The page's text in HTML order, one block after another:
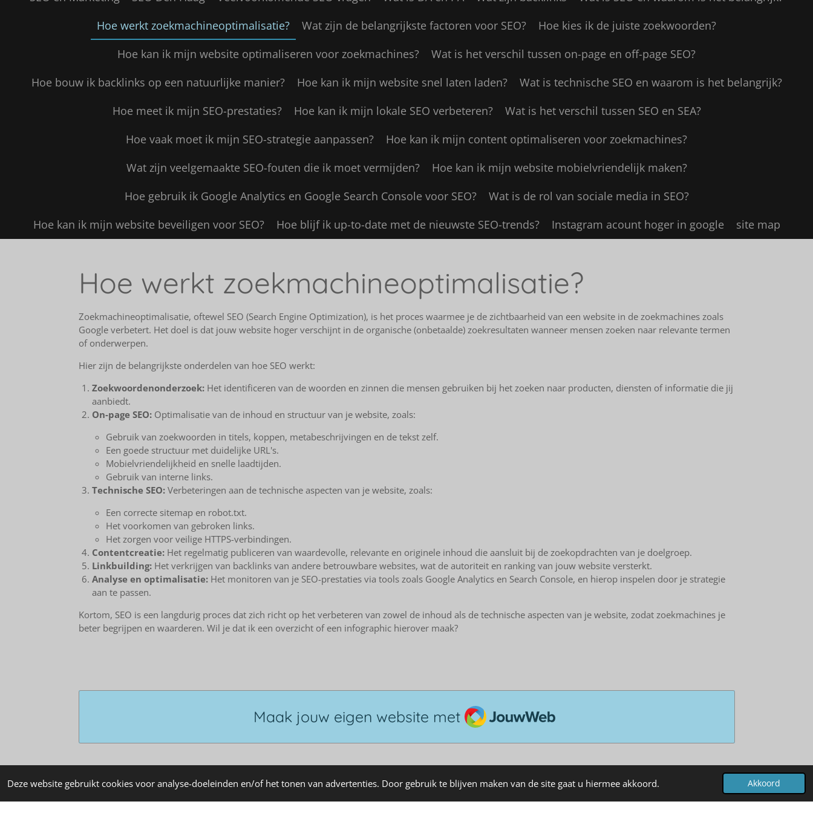
Deze website gebruikt cookies voor analyse-doeleinden en/of het tonen van advertenties. Door gebruik te blijven maken van de site gaat u hiermee akkoord. Akkoord
Hoe werkt zoekmachineoptimalisatie?
Wat zijn de belangrijkste factoren voor SEO?
Hoe kies ik de juiste zoekwoorden?
Hoe kan ik mijn website optimaliseren voor zoekmachines?
Wat is het verschil tussen on-page en off-page SEO?
Hoe bouw ik backlinks op een natuurlijke manier?
Hoe kan ik mijn website snel laten laden?
Wat is technische SEO en waarom is het belangrijk?
Hoe meet ik mijn SEO-prestaties?
Hoe kan ik mijn lokale SEO verbeteren?
Wat is het verschil tussen SEO en SEA?
Hoe vaak moet ik mijn SEO-strategie aanpassen?
Hoe kan ik mijn content optimaliseren voor zoekmachines?
Wat zijn veelgemaakte SEO-fouten die ik moet vermijden?
Hoe kan ik mijn website mobielvriendelijk maken?
Hoe gebruik ik Google Analytics en Google Search Console voor SEO?
Wat is de rol van sociale media in SEO?
Hoe kan ik mijn website beveiligen voor SEO?
Hoe blijf ik up-to-date met de nieuwste SEO-trends? Instagram acount hoger in google site map
Hoe werkt zoekmachineoptimalisatie?
Zoekmachineoptimalisatie, oftewel SEO (Search Engine Optimization), is het proces waarmee je de zichtbaarheid van een website in de zoekmachines zoals
Google verbetert. Het doel is dat jouw website hoger verschijnt in de organische (onbetaalde) zoekresultaten wanneer mensen zoeken naar relevante termen
of onderwerpen.
Hier zijn de belangrijkste onderdelen van hoe SEO werkt:
Zoekwoordenonderzoek: Het identificeren van de woorden en zinnen die mensen gebruiken bij het zoeken naar producten, diensten of informatie die jij
aanbiedt.
On-page SEO: Optimalisatie van de inhoud en structuur van je website, zoals:
Gebruik van zoekwoorden in titels, koppen, metabeschrijvingen en de tekst zelf.
Een goede structuur met duidelijke URL's.
Mobielvriendelijkheid en snelle laadtijden.
Gebruik van interne links.
Technische SEO: Verbeteringen aan de technische aspecten van je website, zoals:
Een correcte sitemap en robot.txt.
Het voorkomen van gebroken links.
Het zorgen voor veilige HTTPS-verbindingen.
Contentcreatie: Het regelmatig publiceren van waardevolle, relevante en originele inhoud die aansluit bij de zoekopdrachten van je doelgroep.
Linkbuilding: Het verkrijgen van backlinks van andere betrouwbare websites, wat de autoriteit en ranking van jouw website versterkt.
Analyse en optimalisatie: Het monitoren van je SEO-prestaties via tools zoals Google Analytics en Search Console, en hierop inspelen door je strategie
aan te passen.
Kortom, SEO is een langdurig proces dat zich richt op het verbeteren van zowel de inhoud als de technische aspecten van je website, zodat zoekmachines je
beter begrijpen en waarderen. Wil je dat ik een overzicht of een infographic hierover maak?
Maak jouw eigen website met JouwWeb
Online horeca adviseur Den Haag Loopbaan en Transformatiecoaching business strategic advisor Klusjesman in Den Haag
bandreparatie op